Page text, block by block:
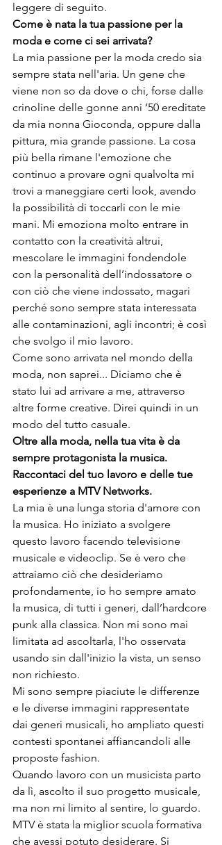
leggere di seguito.
Come è nata la tua passione per la
moda e come ci sei arrivata?
La mia passione per la moda credo sia
sempre stata nell'aria. Un gene che
viene non so da dove o chi, forse dalle
crinoline delle gonne anni ‘50 ereditate
da mia nonna Gioconda, oppure dalla
pittura, mia grande passione. La cosa
più bella rimane l'emozione che
continuo a provare ogni qualvolta mi
trovi a maneggiare certi look, avendo
la possibilità di toccarli con le mie
mani. Mi emoziona molto entrare in
contatto con la creatività altrui,
mescolare le immagini fondendole
con la personalità dell’indossatore o
con ciò che viene indossato, magari
perché sono sempre stata interessata
alle contaminazioni, agli incontri; è così
che svolgo il mio lavoro.
Come sono arrivata nel mondo della
moda, non saprei... Diciamo che è
stato lui ad arrivare a me, attraverso
altre forme creative. Direi quindi in un
modo del tutto casuale.
Oltre alla moda, nella tua vita è da
sempre protagonista la musica.
Raccontaci del tuo lavoro e delle tue
esperienze a MTV Networks.
La mia è una lunga storia d'amore con
la musica. Ho iniziato a svolgere
questo lavoro facendo televisione
musicale e videoclip. Se è vero che
attraiamo ciò che desideriamo
profondamente, io ho sempre amato
la musica, di tutti i generi, dall’hardcore
punk alla classica. Non mi sono mai
limitata ad ascoltarla, l'ho osservata
usando sin dall'inizio la vista, un senso
non richiesto.
Mi sono sempre piaciute le differenze
e le diverse immagini rappresentate
dai generi musicali, ho ampliato questi
contesti spontanei affiancandoli alle
proposte fashion.
Quando lavoro con un musicista parto
da lì, ascolto il suo progetto musicale,
ma non mi limito al sentire, lo guardo.
MTV è stata la miglior scuola formativa
che avessi potuto desiderare. Si